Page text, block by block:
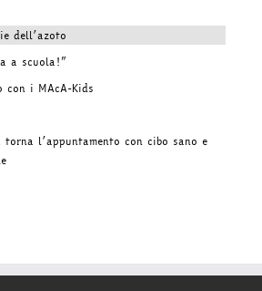
dell’azoto
a scuola!”
con i MAcA-Kids
torna l’appuntamento con cibo sano e